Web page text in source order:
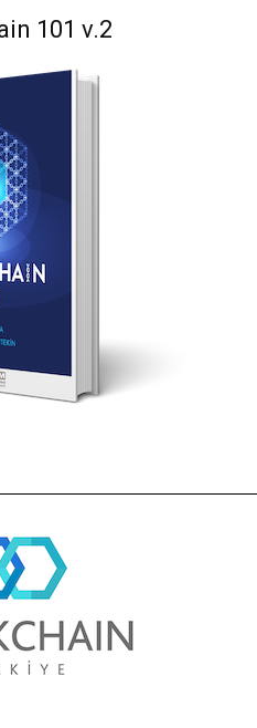
101 v.2